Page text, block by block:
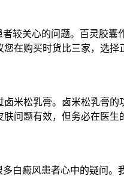
较关心的问题。百灵胶
在购买时货比三家，选
米松乳膏。卤米松乳膏
问题有效，但务必在医
白癜风患者心中的疑问